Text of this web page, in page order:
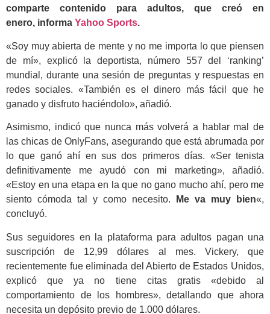
comparte contenido para adultos, que creó en
enero, informa Yahoo Sports.
«Soy muy abierta de mente y no me importa lo que piensen
de mí», explicó la deportista, número 557 del ‘ranking’
mundial, durante una sesión de preguntas y respuestas en
redes sociales. «También es el dinero más fácil que he
ganado y disfruto haciéndolo», añadió.
Asimismo, indicó que nunca más volverá a hablar mal de
las chicas de OnlyFans, asegurando que está abrumada por
lo que ganó ahí en sus dos primeros días. «Ser tenista
definitivamente me ayudó con mi marketing», añadió.
«Estoy en una etapa en la que no gano mucho ahí, pero me
siento cómoda tal y como necesito.
Me va muy bien«,
concluyó.
Sus seguidores en la plataforma para adultos pagan una
suscripción de 12,99 dólares al mes. Vickery, que
recientemente fue eliminada del Abierto de Estados Unidos,
explicó que ya no tiene citas gratis «debido al
comportamiento de los hombres», detallando que ahora
necesita un depósito previo de 1.000 dólares.